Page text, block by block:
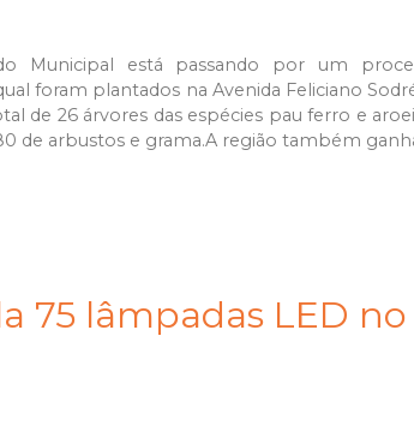
Municipal está passando por um
foram plantados na Avenida Feliciano
de 26 árvores das espécies pau ferro e
de arbustos e grama.A região também
75 lâmpadas LED